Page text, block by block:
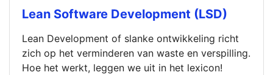
Lean Software Development (LSD)
Lean Development of slanke ontwikkeling richt
zich op het verminderen van waste en verspilling.
Hoe het werkt, leggen we uit in het lexicon!